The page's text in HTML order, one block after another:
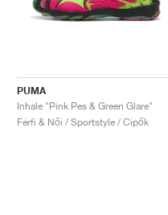
PUMA
Inhale "Pink Pes & Green Glare"
Férfi & Női / Sportstyle / Cipők